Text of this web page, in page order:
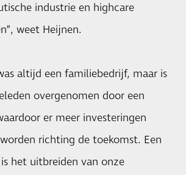
industrie en highcare
weet Heijnen.
altijd een familiebedrijf, maar is
overgenomen door een
er meer investeringen
richting de toekomst. Een
het uitbreiden van onze